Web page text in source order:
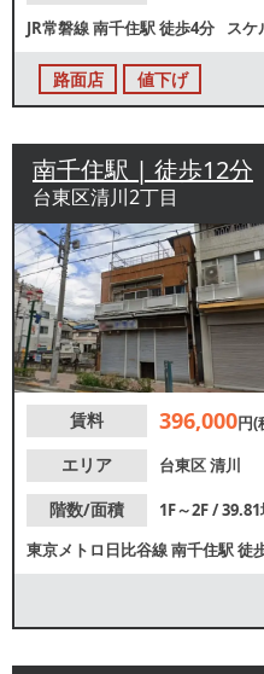
JR常磐線南千住駅徒歩4分 スケ
路面店 値下げ
南千住駅 | 徒歩12分
台東区清川2丁目
賃料 396,000円(
エリア
台東区清川
階数/面積
1F～2F /
東京メトロ日比谷線南千住駅徒